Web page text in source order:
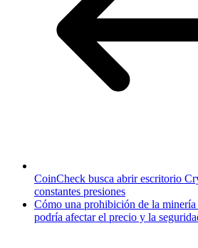
CoinCheck busca abrir escritorio
constantes presiones
Cómo una prohibición de la
podría afectar el precio y la